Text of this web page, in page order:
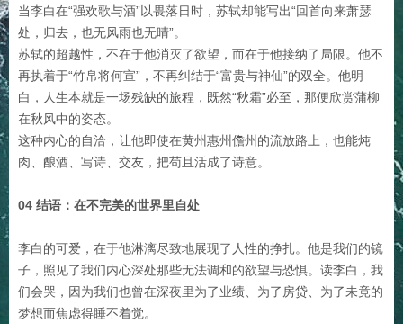
当李白在“强欢歌与酒”以畏落日时，苏轼却能写出“回首向来萧瑟
处，归去，也无风雨也无晴”。
苏轼的超越性，不在于他消灭了欲望，而在于他接纳了局限。他不
再执着于“竹帛将何宣”，不再纠结于“富贵与神仙”的双全。他明
白，人生本就是一场残缺的旅程，既然“秋霜”必至，那便欣赏蒲柳
在秋风中的姿态。
这种内心的自洽，让他即使在黄州惠州儋州的流放路上，也能炖
肉、酿酒、写诗、交友，把苟且活成了诗意。
04 结语：在不完美的世界里自处
李白的可爱，在于他淋漓尽致地展现了人性的挣扎。他是我们的镜
子，照见了我们内心深处那些无法调和的欲望与恐惧。读李白，我
们会哭，因为我们也曾在深夜里为了业绩、为了房贷、为了未竟的
梦想而焦虑得睡不着觉。